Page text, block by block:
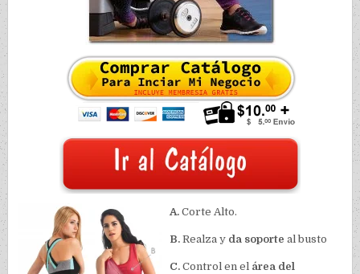
A. Corte Alto.
B. Realza y da soporte al busto
C. Control en el área del